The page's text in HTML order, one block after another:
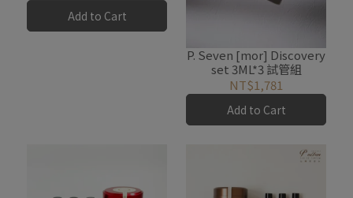
Add to Cart
P. Seven [mor] Discovery
set 3ML*3 試管組
NT$1,781
Add to Cart